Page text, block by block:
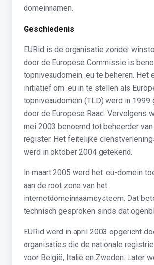
domeinnamen.
Geschiedenis
EURid is de organisatie zonder
door de Europese Commissie is
topniveaudomein .eu te beheren. Het
initiatief om .eu in te stellen als
topniveaudomein (TLD) werd in 1999
door de Europese Raad. Vervolgens
mei 2003 benoemd tot beheerder van
register. Het feitelijke
werd in oktober 2004 getekend.
In maart 2005 werd het .eu-domein
aan de root zone van het
internetdomeinnaamsysteem. Dat
technisch gesproken sinds dat
EURid werd in april 2003 opgericht
organisaties die de nationale
voor België, Italië en Zweden. Later